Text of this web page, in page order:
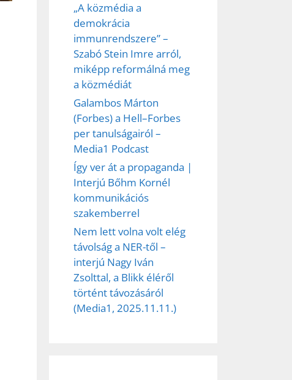
„A közmédia a
demokrácia
immunrendszere” –
Szabó Stein Imre arról,
miképp reformálná meg
a közmédiát
Galambos Márton
(Forbes) a Hell–Forbes
per tanulságairól –
Media1 Podcast
Így ver át a propaganda |
Interjú Bőhm Kornél
kommunikációs
szakemberrel
Nem lett volna volt elég
távolság a NER-től –
interjú Nagy Iván
Zsolttal, a Blikk éléről
történt távozásáról
(Media1, 2025.11.11.)